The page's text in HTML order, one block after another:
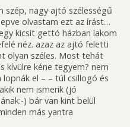
szép, nagy ajtó szélességű
olvastam ezt az írást…
kicsit gettó házban lakom
néz. azaz az ajtó feletti
olyan széles. Most tehát
kívülre kéne tegyem? nem
el – – túl csillogó és
nem ismerik (jó
) bár van kint belül
más yantra